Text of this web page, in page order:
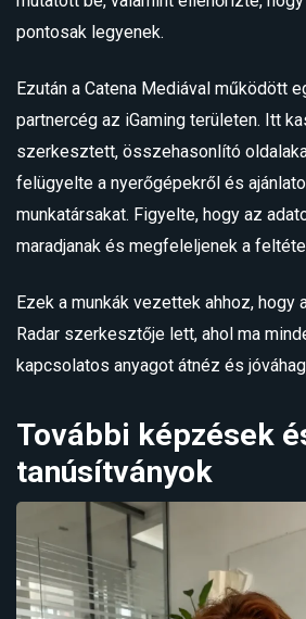
pontosak legyenek.
Ezután a Catena Mediával működött
partnercég az iGaming területen. Itt
szerkesztett, összehasonlító
felügyelte a nyerőgépekről és
munkatársakat. Figyelte, hogy az
maradjanak és megfeleljenek a
Ezek a munkák vezettek ahhoz, hogy
Radar szerkesztője lett, ahol ma
kapcsolatos anyagot átnéz és
További képzések
tanúsítványok